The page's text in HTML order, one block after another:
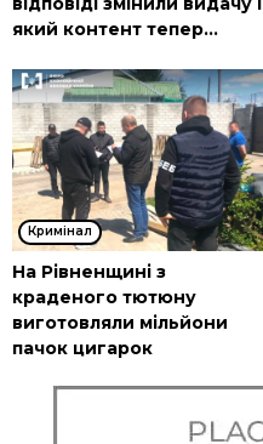
який контент тепер...
Кримінал
На Рівненщині з
краденого тютюну
виготовляли мільйони
пачок цигарок